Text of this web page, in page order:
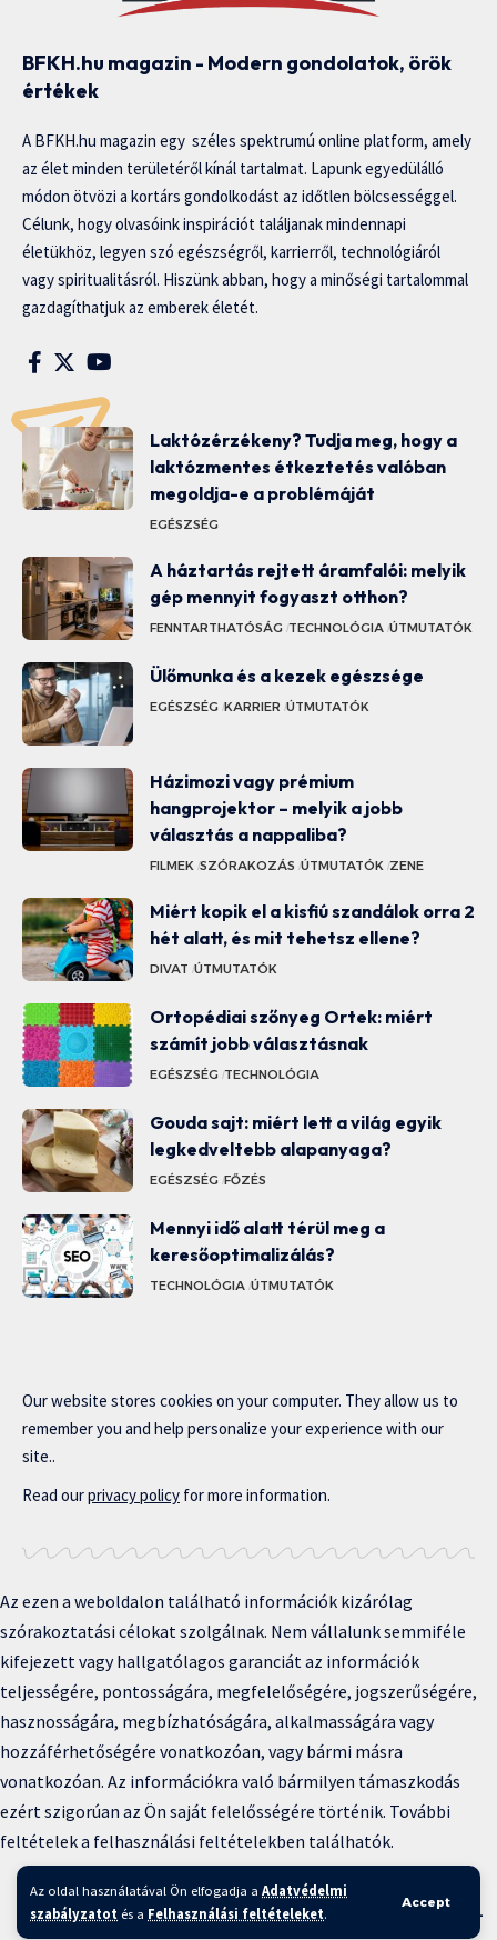
Az oldal használatával Ön elfogadja a Adatvédelmi
szabályzatot és a Felhasználási feltételeket.
Accept
BFKH.hu magazin - Modern gondolatok, örök
értékek
A BFKH.hu magazin egy széles spektrumú online platform, amely
az élet minden területéről kínál tartalmat. Lapunk egyedülálló
módon ötvözi a kortárs gondolkodást az időtlen bölcsességgel.
Célunk, hogy olvasóink inspirációt találjanak mindennapi
életükhöz, legyen szó egészségről, karrierről, technológiáról
vagy spiritualitásról. Hiszünk abban, hogy a minőségi tartalommal
gazdagíthatjuk az emberek életét.
Laktózérzékeny? Tudja meg, hogy a
laktózmentes étkeztetés valóban
megoldja-e a problémáját
EGÉSZSÉG
A háztartás rejtett áramfalói: melyik
gép mennyit fogyaszt otthon?
FENNTARTHATÓSÁG TECHNOLÓGIA ÚTMUTATÓK
Ülőmunka és a kezek egészsége
EGÉSZSÉG KARRIER ÚTMUTATÓK
Házimozi vagy prémium
hangprojektor – melyik a jobb
választás a nappaliba?
FILMEK SZÓRAKOZÁS ÚTMUTATÓK ZENE
Miért kopik el a kisfiú szandálok orra 2
hét alatt, és mit tehetsz ellene?
DIVAT ÚTMUTATÓK
Ortopédiai szőnyeg Ortek: miért
számít jobb választásnak
EGÉSZSÉG TECHNOLÓGIA
Gouda sajt: miért lett a világ egyik
legkedveltebb alapanyaga?
EGÉSZSÉG FŐZÉS
Mennyi idő alatt térül meg a
keresőoptimalizálás?
TECHNOLÓGIA ÚTMUTATÓK
Our website stores cookies on your computer. They allow us to
remember you and help personalize your experience with our
site..
Read ourprivacy policy for more information.
Az ezen a weboldalon található információk kizárólag
szórakoztatási célokat szolgálnak. Nem vállalunk semmiféle
kifejezett vagy hallgatólagos garanciát az információk
teljességére, pontosságára, megfelelőségére, jogszerűségére,
hasznosságára, megbízhatóságára, alkalmasságára vagy
hozzáférhetőségére vonatkozóan, vagy bármi másra
vonatkozóan. Az információkra való bármilyen támaszkodás
ezért szigorúan az Ön saját felelősségére történik. További
feltételek a felhasználási feltételekben találhatók.
Copyright © 2025 BFKH.hu
Felhasználási feltételek –Adatvédelmi irányelvek – Kapcsolat –